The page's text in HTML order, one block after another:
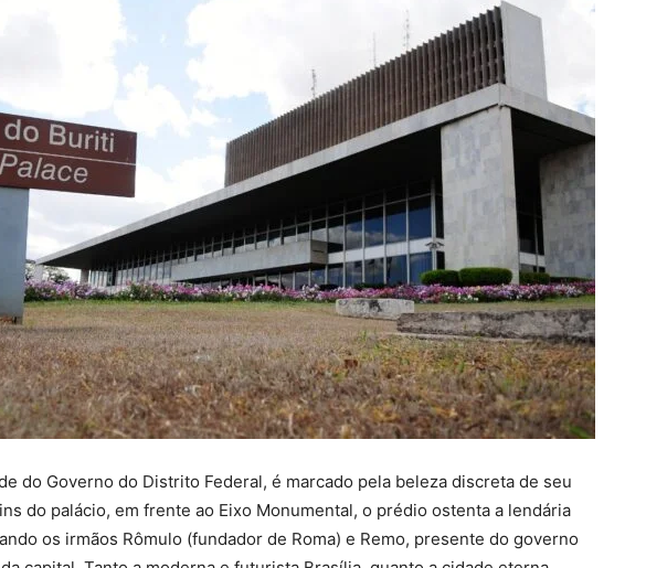
do Governo do Distrito Federal, é marcado pela beleza discreta de seu
do palácio, em frente ao Eixo Monumental, o prédio ostenta a lendária
os irmãos Rômulo (fundador de Roma) e Remo, presente do governo